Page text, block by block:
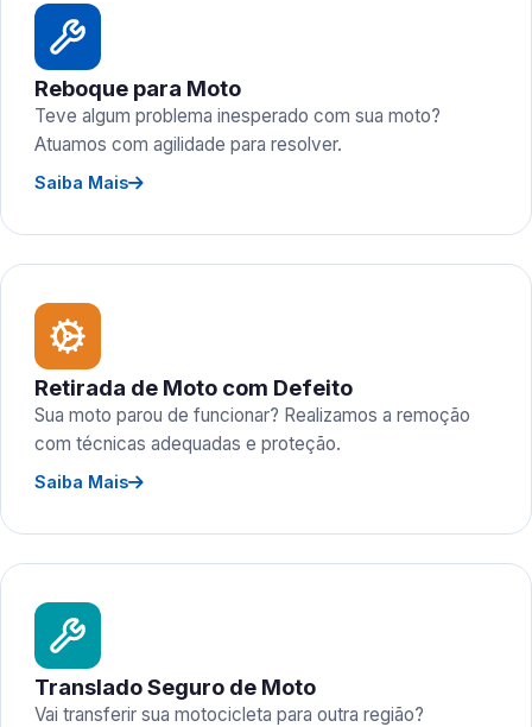
Reboque para Moto
Teve algum problema inesperado com sua moto?
Atuamos com agilidade para resolver.
Saiba Mais
Retirada de Moto com Defeito
Sua moto parou de funcionar? Realizamos a remoção
com técnicas adequadas e proteção.
Saiba Mais
Translado Seguro de Moto
Vai transferir sua motocicleta para outra região?